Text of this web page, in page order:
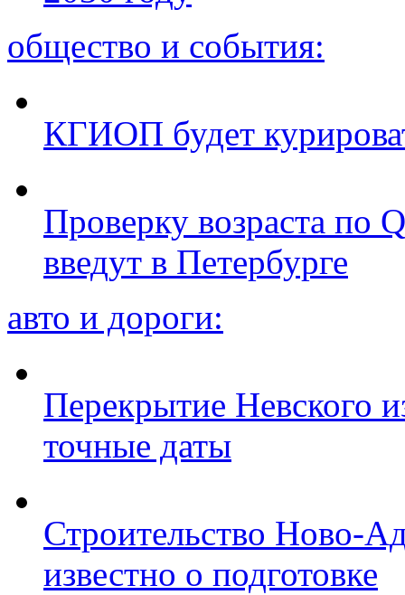
общество и события:
КГИОП будет
Проверку возраста по
введут в Петербурге
авто и дороги:
Перекрытие Невского
точные даты
Строительство Ново-
известно о подготовке